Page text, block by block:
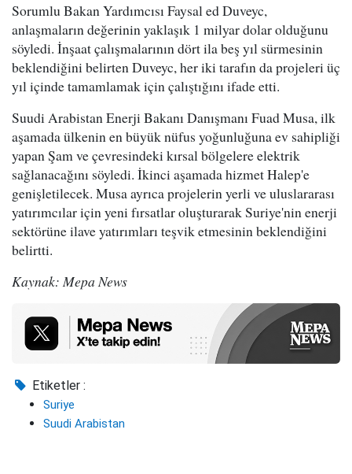
Sorumlu Bakan Yardımcısı Faysal ed Duveyc,
anlaşmaların değerinin yaklaşık 1 milyar dolar olduğunu
söyledi. İnşaat çalışmalarının dört ila beş yıl sürmesinin
beklendiğini belirten Duveyc, her iki tarafın da projeleri üç
yıl içinde tamamlamak için çalıştığını ifade etti.
Suudi Arabistan Enerji Bakanı Danışmanı Fuad Musa, ilk
aşamada ülkenin en büyük nüfus yoğunluğuna ev sahipliği
yapan Şam ve çevresindeki kırsal bölgelere elektrik
sağlanacağını söyledi. İkinci aşamada hizmet Halep'e
genişletilecek. Musa ayrıca projelerin yerli ve uluslararası
yatırımcılar için yeni fırsatlar oluşturarak Suriye'nin enerji
sektörüne ilave yatırımları teşvik etmesinin beklendiğini
belirtti.
Kaynak: Mepa News
Etiketler :
Suriye
Suudi Arabistan